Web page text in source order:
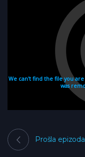
Prošla epizoda